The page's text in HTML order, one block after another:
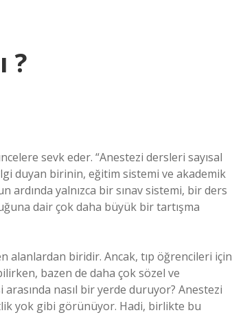
?
sevk eder. “Anestezi dersleri sayısal
duyan birinin, eğitim sistemi ve akademik
yalnızca bir sınav sistemi, bir ders
dair çok daha büyük bir tartışma
alanlardan biridir. Ancak, tıp öğrencileri için
bazen de daha çok sözel ve
nasıl bir yerde duruyor? Anestezi
yok gibi görünüyor. Hadi, birlikte bu